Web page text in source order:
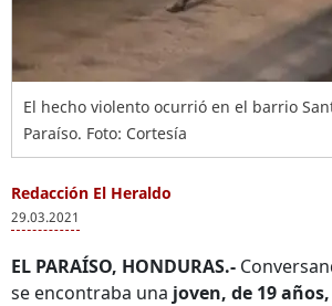
El hecho violento ocurrió en el barrio
Paraíso. Foto: Cortesía
Redacción El Heraldo
29.03.2021
EL PARAÍSO, HONDURAS.-
se encontraba una joven, de 19 años,